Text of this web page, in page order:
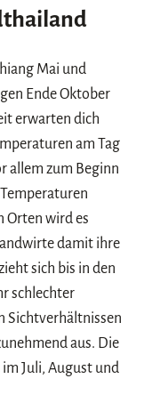
Mai und
Ende Oktober
erwarten dich
am Tag
allem zum Beginn
Orten wird es
damit ihre
sich bis in den
schlechter
Sichtverhältnissen
aus. Die
Juli, August und